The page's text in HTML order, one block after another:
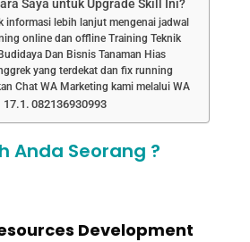
Saya untuk Upgrade Skill Ini?
informasi lebih lanjut mengenai jadwal
online dan offline Training Teknik
Dan Bisnis Tanaman Hias
yang terdekat dan fix running
Chat WA Marketing kami melalui WA
082136930993
Anda Seorang ?
Development